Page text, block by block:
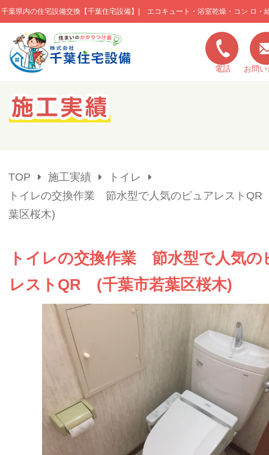
千葉県内の住宅設備交換【千葉住宅設備】| エコキュート・浴室乾燥・コン ロ・
このページの本文へ移動
電話 お問
キャンペーン一覧
TOP 施工実績
トイレ
トイレの交換作業 節水型で人気のピュアレスト
葉区桜木)
トイレの交換作業 節水型で人気の
レストQR (千葉市若葉区桜木)